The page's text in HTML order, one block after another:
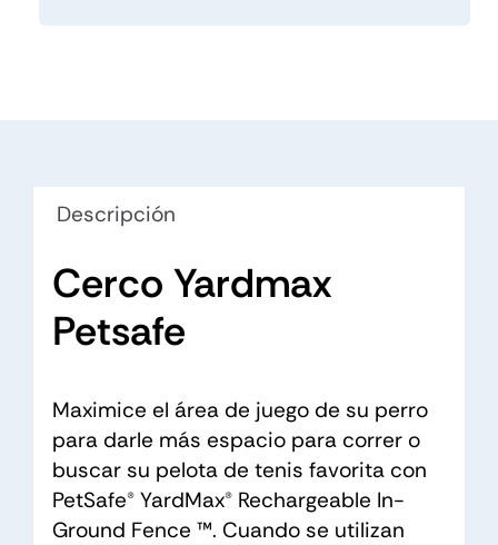
Descripción
Cerco Yardmax
Petsafe
Maximice el área de juego de su perro
para darle más espacio para correr o
buscar su pelota de tenis favorita con
PetSafe®️ YardMax®️ Rechargeable In-
Ground Fence ™️. Cuando se utilizan